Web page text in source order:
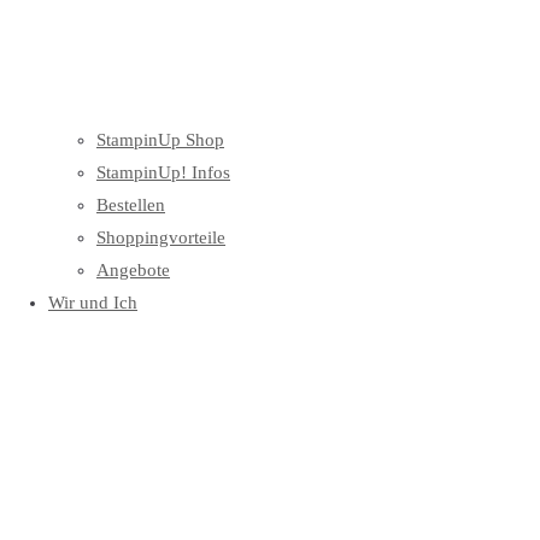
StampinUp Shop
StampinUp! Infos
Bestellen
Shoppingvorteile
Angebote
Wir und Ich